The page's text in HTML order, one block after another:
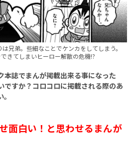
兄弟。些細なことでケンカをしてしまう。
きてしまいヒーロー解散の危機!?
誌でまんが掲載出来る事になった
ですか？コロコロに掲載される際のあ
面白い！と思わせるまんが